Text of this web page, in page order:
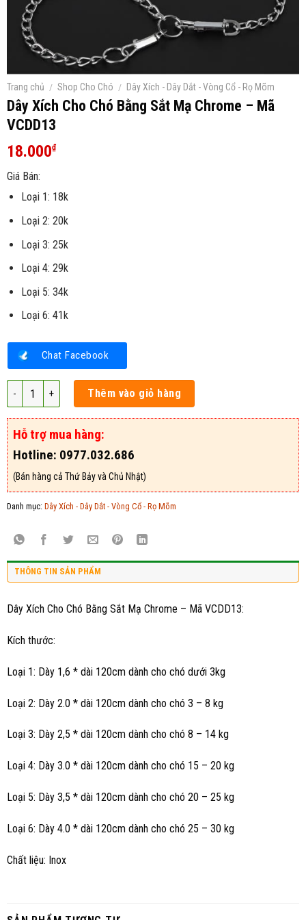
Trang chủ / Shop Cho Chó / Dây Xích - Dây Dắt - Vòng Cổ - Rọ Mõm
Dây Xích Cho Chó Bằng Sắt Mạ Chrome – Mã
VCDD13
18.000₫
Giá Bán:
Loại 1: 18k
Loại 2: 20k
Loại 3: 25k
Loại 4: 29k
Loại 5: 34k
Loại 6: 41k
Chat Facebook
Dây Xích Cho Chó Bằng Sắt Mạ Chrome - Mã VCDD13 số lượng
Thêm vào giỏ hàng
Hỗ trợ mua hàng:
Hotline: 0977.032.686
(Bán hàng cả Thứ Bảy và Chủ Nhật)
Danh mục: Dây Xích - Dây Dắt - Vòng Cổ - Rọ Mõm
THÔNG TIN SẢN PHẨM
Dây Xích Cho Chó Bằng Sắt Mạ Chrome – Mã VCDD13:
Kích thước:
Loại 1: Dày 1,6 * dài 120cm dành cho chó dưới 3kg
Loại 2: Dày 2.0 * dài 120cm dành cho chó 3 – 8 kg
Loại 3: Dày 2,5 * dài 120cm dành cho chó 8 – 14 kg
Loại 4: Dày 3.0 * dài 120cm dành cho chó 15 – 20 kg
Loại 5: Dày 3,5 * dài 120cm dành cho chó 20 – 25 kg
Loại 6: Dày 4.0 * dài 120cm dành cho chó 25 – 30 kg
Chất liệu: Inox